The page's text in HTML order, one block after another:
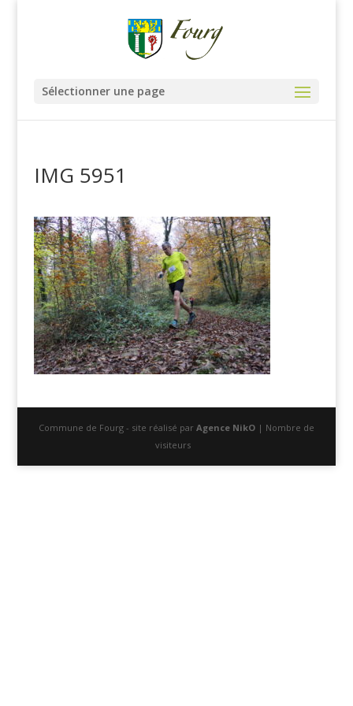
Sélectionner une page
IMG 5951
Commune de Fourg - site réalisé par Agence NikO| Nombre de
visiteurs